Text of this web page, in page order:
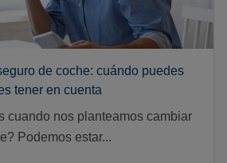
de coche: cuándo puedes
tener en cuenta
cuando nos planteamos cambiar
Podemos estar...